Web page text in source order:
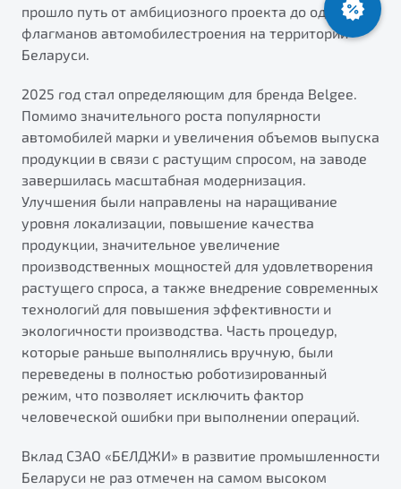
Элегантный и практичный седан
от 1 699 990 ₽*
Обзор В наличии
X70
от 2 499 990 ₽*
Узнайте о специальных выгодах при покупке
автомобиля Belgee
Подробно
Автомобили в наличии
Тест-драйв
Автокредит
Спецпредложения
Будьте еще более уверены на дорогах с программой
"Помощь на дорогах"
Преимущества программы
Запись на сервис
Калькулятор ТО
прошло путь от амбициозного проекта до одного из
флагманов автомобилестроения на территории
Беларуси.
2025 год стал определяющим для бренда Belgee.
Помимо значительного роста популярности
автомобилей марки и увеличения объемов выпуска
продукции в связи с растущим спросом, на заводе
завершилась масштабная модернизация.
Улучшения были направлены на наращивание
уровня локализации, повышение качества
продукции, значительное увеличение
производственных мощностей для удовлетворения
растущего спроса, а также внедрение современных
технологий для повышения эффективности и
экологичности производства. Часть процедур,
которые раньше выполнялись вручную, были
переведены в полностью роботизированный
режим, что позволяет исключить фактор
человеческой ошибки при выполнении операций.
Вклад СЗАО «БЕЛДЖИ» в развитие промышленности
Беларуси не раз отмечен на самом высоком